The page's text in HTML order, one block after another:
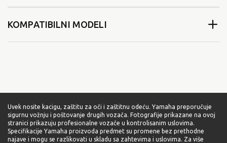
KOMPATIBILNI MODELI
Uvek nosite kacigu, zaštitu za oči i zaštitnu odeću. Yamaha preporučuje
sigurnu vožnju i poštovanje drugih vozača. Fotografije prikazane na ovoj
stranici prikazuju profesionalne vozače u kontrolisanim uslovima.
Specifikacije Yamaha proizvoda predmet su promene bez prethodne
najave i mogu se razlikovati u skladu sa zahtevima i uslovima. Za više